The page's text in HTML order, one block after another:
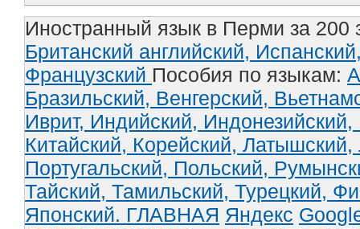
Иностранный язык в Перми за 200
Британский английский,
Французский Пособия по языкам:
Бразильский, Венгерский,
Иврит, Индийский, Индонезийский,
Китайский, Корейский, Латышский,
Португальский, Польский,
Тайский, Тамильский, Турецкий,
Японский. ГЛАВНАЯ Яндекс